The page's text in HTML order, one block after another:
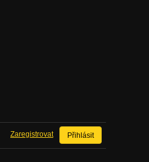
Přihlásit
Zaregistrovat